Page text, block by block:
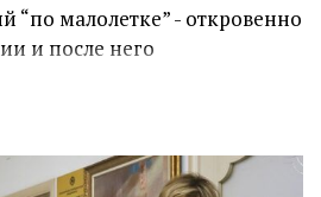
малолетке” - откровенно
и после него